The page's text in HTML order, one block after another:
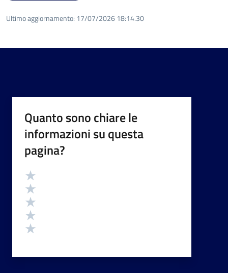
Ultimo aggiornamento: 17/07/2026 18:14.30
Quanto sono chiare le
informazioni su questa
pagina?
Valutazione